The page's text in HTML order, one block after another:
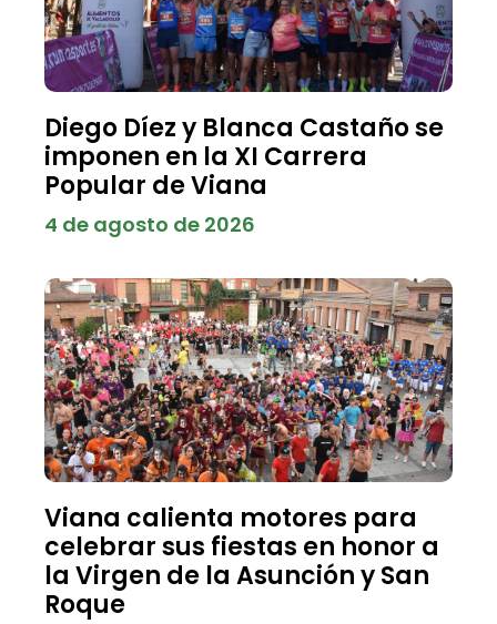
Diego Díez y Blanca Castaño se
imponen en la XI Carrera
Popular de Viana
4 de agosto de 2026
Viana calienta motores para
celebrar sus fiestas en honor a
la Virgen de la Asunción y San
Roque